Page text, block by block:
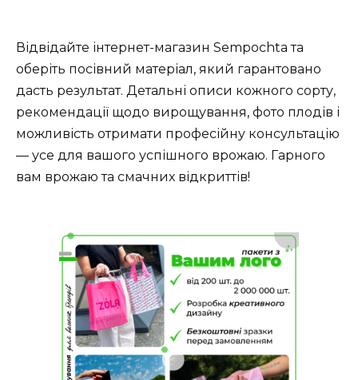
Відвідайте інтернет-магазин Sempochta та
оберіть посівний матеріал, який гарантовано
дасть результат. Детальні описи кожного сорту,
рекомендації щодо вирощування, фото плодів і
можливість отримати професійну консультацію
— усе для вашого успішного врожаю. Гарного
вам врожаю та смачних відкриттів!